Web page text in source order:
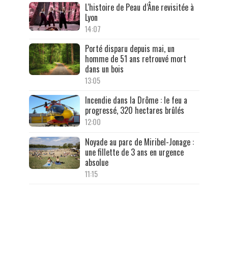
L'histoire de Peau d’Âne revisitée à
Lyon
14:07
Porté disparu depuis mai, un
homme de 51 ans retrouvé mort
dans un bois
13:05
Incendie dans la Drôme : le feu a
progressé, 320 hectares brûlés
12:00
Noyade au parc de Miribel-Jonage :
une fillette de 3 ans en urgence
absolue
11:15